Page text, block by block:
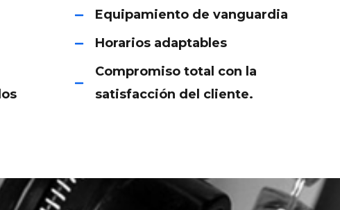
Equipamiento de vanguardia
Horarios adaptables
Compromiso total con la
satisfacción del cliente.